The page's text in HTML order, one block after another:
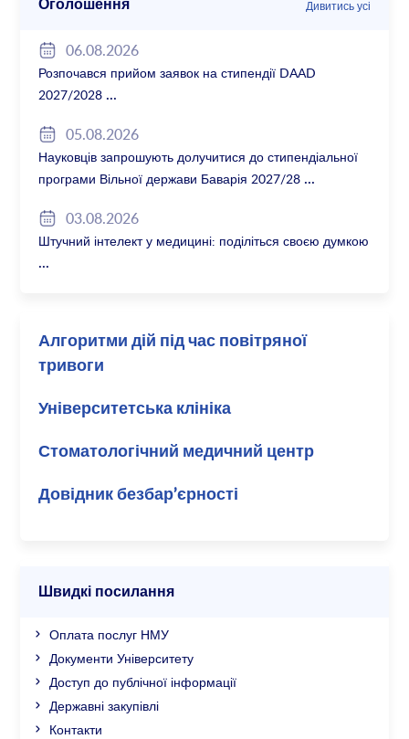
Оголошення Дивитись усі
06.08.2026
Розпочався прийом заявок на стипендії DAAD
2027/2028
05.08.2026
Науковців запрошують долучитися до стипендіальної
програми Вільної держави Баварія 2027/28
03.08.2026
Штучний інтелект у медицині: поділіться своєю думкою
Алгоритми дій під час повітряної
тривоги
Університетська клініка
Стоматологічний медичний центр
Довідник безбар’єрності
Швидкі посилання
Оплата послуг НМУ
Документи Університету
Доступ до публічної інформації
Державні закупівлі
Контакти